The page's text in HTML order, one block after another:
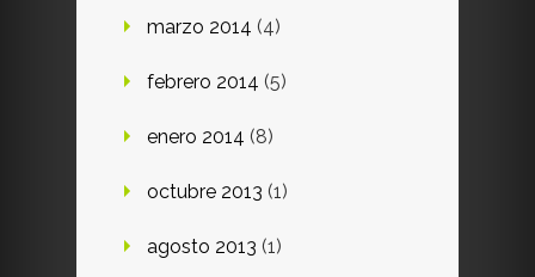
marzo 2014 (4)
febrero 2014 (5)
enero 2014 (8)
octubre 2013 (1)
agosto 2013 (1)